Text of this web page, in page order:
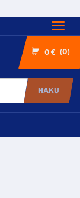
0 € 0
HAKU